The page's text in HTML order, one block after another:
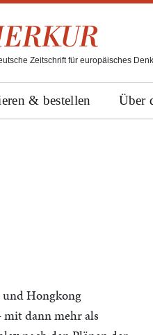
Zeitschrift für europäisches
& bestellen Über
und Hongkong
mit dann mehr als